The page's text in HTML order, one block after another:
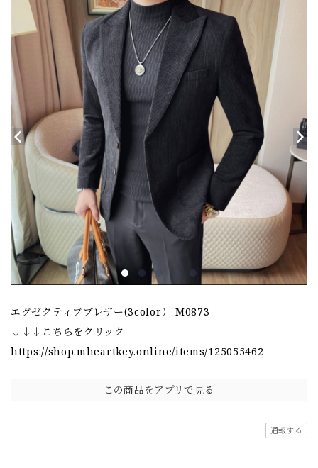
エグゼクティブブレザー(3color） M0873
↓↓↓こちらをクリック
https://shop.mheartkey.online/items/125055462
この商品をアプリで見る
通報する